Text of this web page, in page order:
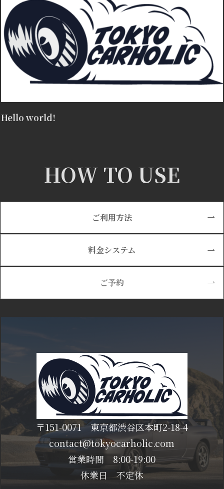
Hello world!
HOW TO USE
ご利用方法
料金システム
ご予約
〒151-0071 東京都渋谷区本町2-18-4
contact@tokyocarholic.com
営業時間 8:00-19:00
休業日 不定休